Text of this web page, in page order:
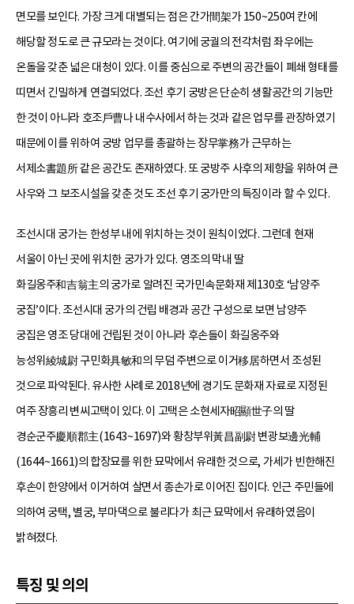
면모를 보인다. 가장 크게 대별되는 점은 간가間架가 150~250여 칸에
해당할 정도로 큰 규모라는 것이다. 여기에 궁궐의 전각처럼 좌우에는
온돌을 갖춘 넓은 대청이 있다. 이를 중심으로 주변의 공간들이 폐쇄 형태를
띠면서 긴밀하게 연결되었다. 조선 후기 궁방은 단순히 생활공간의 기능만
한 것이 아니라 호조戶曹나 내수사에서 하는 것과 같은 업무를 관장하였기
때문에 이를 위하여 궁방 업무를 총괄하는 장무掌務가 근무하는
서제소書題所 같은 공간도 존재하였다. 또 궁방주 사후의 제향을 위하여 큰
사우와 그 보조시설을 갖춘 것도 조선 후기 궁가만의 특징이라 할 수 있다.
조선시대 궁가는 한성부 내에 위치하는 것이 원칙이었다. 그런데 현재
서울이 아닌 곳에 위치한 궁가가 있다. 영조의 막내 딸
화길옹주和吉翁主의 궁가로 알려진 국가민속문화재 제130호 ‘남양주
궁집’이다. 조선시대 궁가의 건립 배경과 공간 구성으로 보면 남양주
궁집은 영조 당대에 건립된 것이 아니라 후손들이 화길옹주와
능성위綾城尉 구민화具敏和의 무덤 주변으로 이거移居하면서 조성된
것으로 파악된다. 유사한 사례로 2018년에 경기도 문화재 자료로 지정된
여주 장흥리 변씨고택이 있다. 이 고택은 소현세자昭顯世子의 딸
경순군주慶順郡主(1643~1697)와 황창부위黃昌副尉 변광보邊光輔
(1644~1661)의 합장묘를 위한 묘막에서 유래한 것으로, 가세가 빈한해진
후손이 한양에서 이거하여 살면서 종손가로 이어진 집이다. 인근 주민들에
의하여 궁택, 별궁, 부마댁으로 불리다가 최근 묘막에서 유래하였음이
밝혀졌다.
특징 및 의의